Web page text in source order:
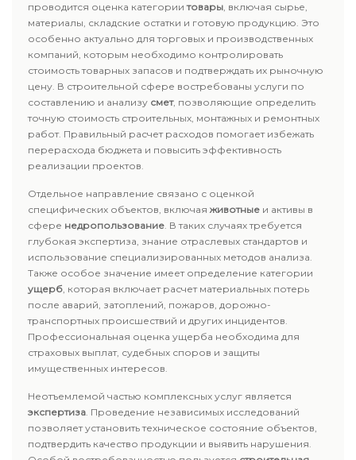
проводится оценка категориитовары, включая сырье,
материалы, складские остатки и готовую продукцию. Это
особенно актуально для торговых и производственных
компаний, которым необходимо контролировать
стоимость товарных запасов и подтверждать их рыночную
цену. В строительной сфере востребованы услуги по
составлению и анализу смет, позволяющие определить
точную стоимость строительных, монтажных и ремонтных
работ. Правильный расчет расходов помогает избежать
перерасхода бюджета и повысить эффективность
реализации проектов.
Отдельное направление связано с оценкой
специфических объектов, включаяживотные и активы в
сфере недропользование. В таких случаях требуется
глубокая экспертиза, знание отраслевых стандартов и
использование специализированных методов анализа.
Также особое значение имеет определение категории
ущерб, которая включает расчет материальных потерь
после аварий, затоплений, пожаров, дорожно-
транспортных происшествий и других инцидентов.
Профессиональная оценка ущерба необходима для
страховых выплат, судебных споров и защиты
имущественных интересов.
Неотъемлемой частью комплексных услуг является
экспертиза. Проведение независимых исследований
позволяет установить техническое состояние объектов,
подтвердить качество продукции и выявить нарушения.